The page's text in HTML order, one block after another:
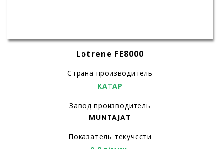
Lotrеne FE8000
Страна производитель
КАТАР
Завод производитель
MUNTAJAT
Показатель текучести